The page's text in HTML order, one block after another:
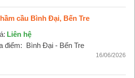
cầu Bình Đại, Bến Tre
Liên hệ
điểm: Bình Đại - Bến Tre
16/06/2026